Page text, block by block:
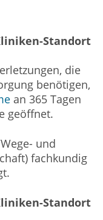
Standort
die
benötigen,
an 365 Tagen
geöffnet.
und
fachkundig
Standort